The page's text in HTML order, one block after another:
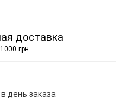
доставка
грн
день заказа